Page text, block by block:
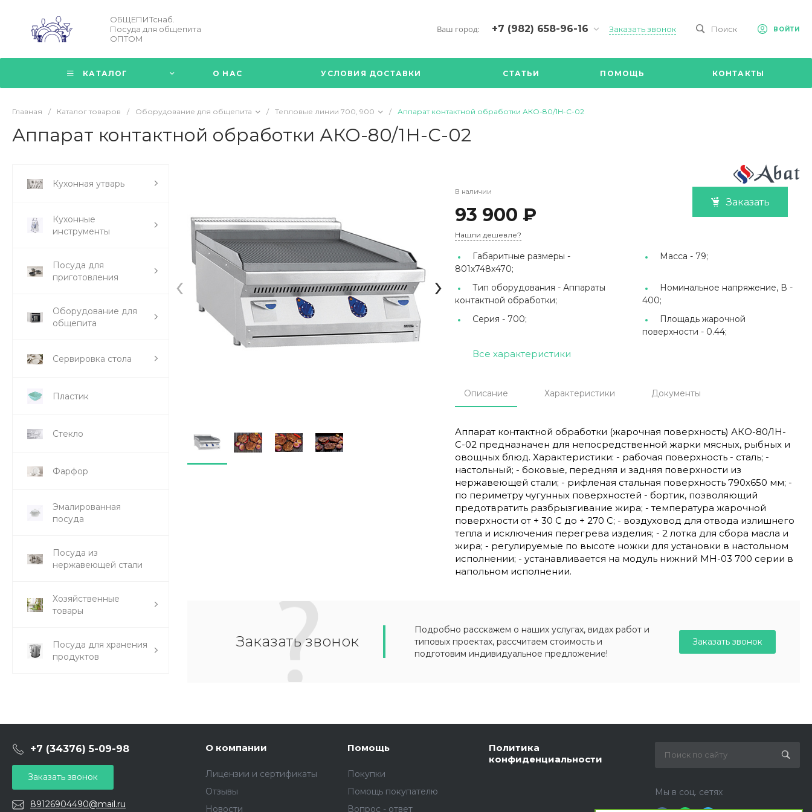
ОБЩЕПИТснаб.
Посуда для общепита
ОПТОМ
Ваш город: +7 (982) 658-96-16
+7 (34376) 5-09-98
г. Богданович,
Кооперативная, д 2/Д.
17.00
Заказать звонок Поиск ВОЙТИ
КАТАЛОГ О НАС УСЛОВИЯ ДОСТАВКИ СТАТЬИ ПОМОЩЬ КОНТАКТЫ
Главная / Каталог товаров / Оборудование для общепита / Тепловые линии 700, 900 / Аппарат контактной обработки АКО-80/1Н-С-02
Аппарат контактной обработки АКО-80/1Н-С-02
Кухонная утварь
Кухонные
инструменты
Посуда для
приготовления
Оборудование для
общепита
Сервировка стола
Пластик
Стекло
Фарфор
Эмалированная
посуда
Посуда из
нержавеющей стали
Хозяйственные
товары
Посуда для хранения
продуктов
‹ ›
В наличии
93 900 ₽
Заказать
Нашли дешевле?
Габаритные размеры -
801x748x470;
Масса - 79;
Тип оборудования - Аппараты
контактной обработки;
Номинальное напряжение, В -
400;
Серия - 700;
Площадь жарочной
поверхности - 0.44;
Все характеристики
Описание Характеристики Документы
Аппарат контактной обработки (жарочная поверхность) АКО-80/1Н-
С-02 предназначен для непосредственной жарки мясных, рыбных и
овощных блюд. Характеристики: - рабочая поверхность - сталь; -
настольный; - боковые, передняя и задняя поверхности из
нержавеющей стали; - рифленая стальная поверхность 790x650 мм; -
по периметру чугунных поверхностей - бортик, позволяющий
предотвратить разбрызгивание жира; - температура жарочной
поверхности от + 30 С до + 270 С; - воздуховод для отвода излишнего
тепла и исключения перегрева изделия; - 2 лотка для сбора масла и
жира; - регулируемые по высоте ножки для установки в настольном
исполнении; - устанавливается на модуль нижний МН-03 700 серии в
напольном исполнении.
Заказать звонок
Подробно расскажем о наших услугах, видах работ и
типовых проектах, рассчитаем стоимость и
подготовим индивидуальное предложение!
Заказать звонок
+7 (34376) 5-09-98
Заказать звонок
89126904490@mail.ru
О компании
Лицензии и сертификаты
Отзывы
Новости
Помощь
Покупки
Помощь покупателю
Вопрос - ответ
Политика
конфиденциальности
Мы в соц. сетях